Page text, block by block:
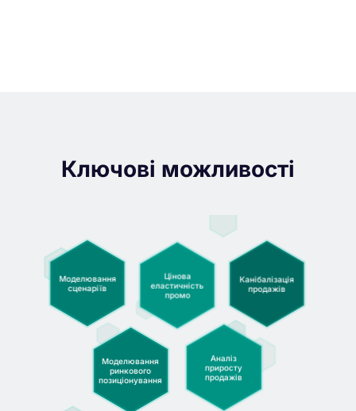
Ключові можливості
Моделю­вання
сценаріїв
Цінова
еластичність
промо
Каніба­лізація
продажів
Моделю­вання
ринкового
позиціону­вання
Аналіз
приросту
продажів